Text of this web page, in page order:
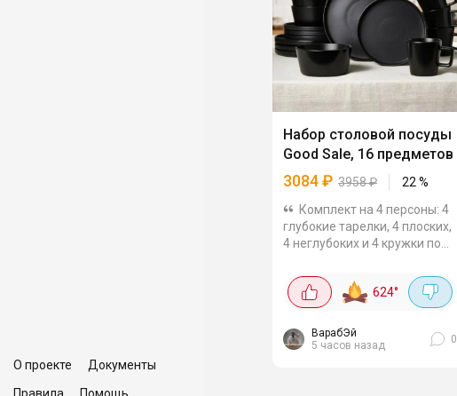
О проекте
Документы
Набор столовой посуды
Good Sale, 16 предметов
3084₽ 3958₽ 22 %
Комплект на 4 персоны: 4
глубокие тарелки, 4 плоских,
4 неглубоких и 4 кружки по
салатники универсального
размера тоже входят в
набор. Керамика с...
624°
ВарабЭй
5 часов назад
0